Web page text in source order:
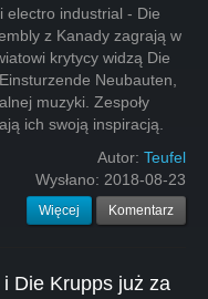
electro industrial - Die
z Kanady zagrają w
krytycy widzą Die
Neubauten,
muzyki. Zespoły
ich swoją inspiracją.
Autor: Teufel
Wysłano: 2018-08-23
Więcej Komentarz
Die Krupps już za